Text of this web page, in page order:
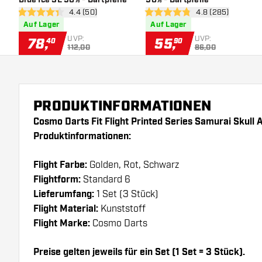
Bewertungsbereich öffnen
4.4 Bewertungssterne
4.4 (50)
Auf Lager
78,40 UVP:
112,00
4.8 Bewertungssterne
4.8 (285)
Auf Lager
55,90 UVP:
86,00
PRODUKTINFORMATIONEN
Cosmo Darts Fit Flight Printed Series Samurai Skull
Produktinformationen:
Flight Farbe: Golden, Rot, Schwarz
Flightform: Standard 6
Lieferumfang: 1 Set (3 Stück)
Flight Material: Kunststoff
Flight Marke: Cosmo Darts
Preise gelten jeweils für ein Set (1 Set = 3 Stück).